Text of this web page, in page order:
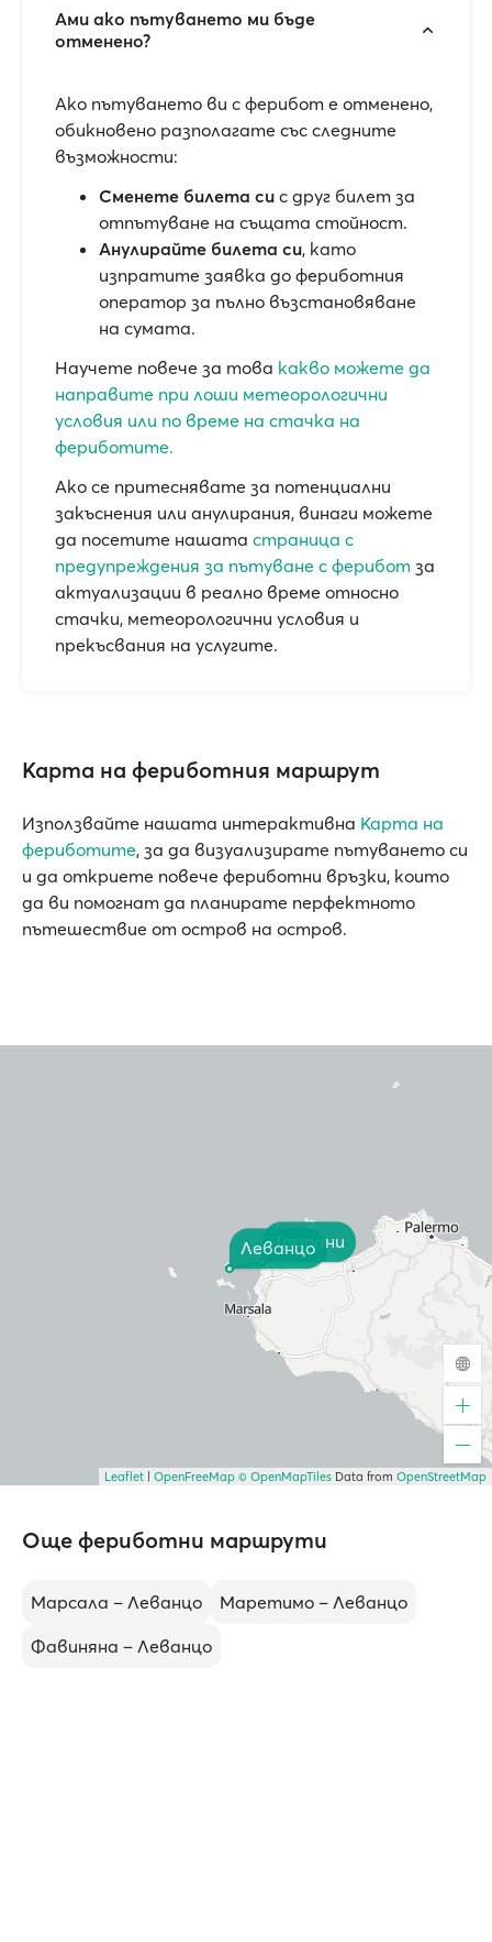
Ами ако пътуването ми бъде
отменено?
Ако пътуването ви с ферибот е отменено,
обикновено разполагате със следните
възможности:
Сменете билета си с друг билет за
отпътуване на същата стойност.
Анулирайте билета си, като
изпратите заявка до фериботния
оператор за пълно възстановяване
на сумата.
Научете повече за това какво можете да
направите при лоши метеорологични
условия или по време на стачка на
фериботите.
Ако се притеснявате за потенциални
закъснения или анулирания, винаги можете
да посетите нашата страница с
предупреждения за пътуване с ферибот за
актуализации в реално време относно
стачки, метеорологични условия и
прекъсвания на услугите.
Карта на фериботния маршрут
Използвайте нашата интерактивна Карта на
фериботите, за да визуализирате пътуването си
и да откриете повече фериботни връзки, които
да ви помогнат да планирате перфектното
пътешествие от остров на остров.
Трапани
Леванцо
Leaflet OpenFreeMap © OpenMapTiles Data from OpenStreetMap
Още фериботни маршрути
Марсала – Леванцо
Маретимо – Леванцо
Фавиняна – Леванцо